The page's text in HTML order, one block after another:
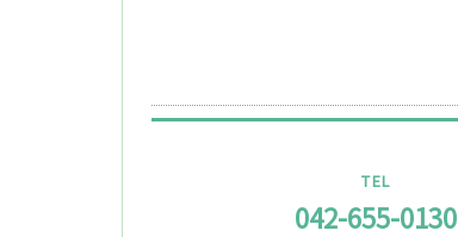
TEL
042-655-0130